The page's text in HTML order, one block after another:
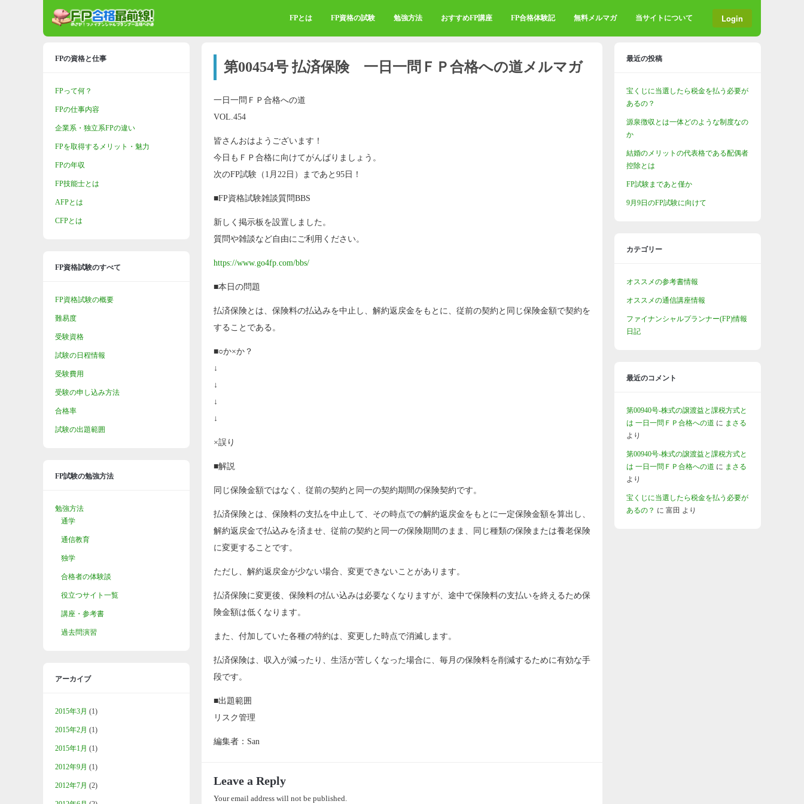
FPとは FP資格の試験 勉強方法 おすすめFP講座 FP合格体験記 無料メルマガ 当サイトについて Login
第00454号 払済保険 一日一問ＦＰ合格への道メルマガ
一日一問ＦＰ合格への道
VOL.454
皆さんおはようございます！
今日もＦＰ合格に向けてがんばりましょう。
次のFP試験（1月22日）まであと95日！
■FP資格試験雑談質問BBS
新しく掲示板を設置しました。
質問や雑談など自由にご利用ください。
https://www.go4fp.com/bbs/
■本日の問題
払済保険とは、保険料の払込みを中止し、解約返戻金をもとに、従前の契約と同じ保険金額で契約を
することである。
■○か×か？
↓
↓
↓
↓
×誤り
■解説
同じ保険金額ではなく、従前の契約と同一の契約期間の保険契約です。
払済保険とは、保険料の支払を中止して、その時点での解約返戻金をもとに一定保険金額を算出し、
解約返戻金で払込みを済ませ、従前の契約と同一の保険期間のまま、同じ種類の保険または養老保険
に変更することです。
ただし、解約返戻金が少ない場合、変更できないことがあります。
払済保険に変更後、保険料の払い込みは必要なくなりますが、途中で保険料の支払いを終えるため保
険金額は低くなります。
また、付加していた各種の特約は、変更した時点で消滅します。
払済保険は、収入が減ったり、生活が苦しくなった場合に、毎月の保険料を削減するために有効な手
段です。
■出題範囲
リスク管理
編集者：San
Leave a Reply
Your email address will not be published.
FPの資格と仕事
FPって何？
FPの仕事内容
企業系・独立系FPの違い
FPを取得するメリット・魅力
FPの年収
FP技能士とは
AFPとは
CFPとは
FP資格試験のすべて
FP資格試験の概要
難易度
受験資格
試験の日程情報
受験費用
受験の申し込み方法
合格率
試験の出題範囲
FP試験の勉強方法
勉強方法
通学
通信教育
独学
合格者の体験談
役立つサイト一覧
講座・参考書
過去問演習
アーカイブ
2015年3月 (1)
2015年2月 (1)
2015年1月 (1)
2012年9月 (1)
2012年7月 (2)
最近の投稿
宝くじに当選したら税金を払う必要が
あるの？
源泉徴収とは一体どのような制度なの
か
結婚のメリットの代表格である配偶者
控除とは
FP試験まであと僅か
9月9日のFP試験に向けて
カテゴリー
オススメの参考書情報
オススメの通信講座情報
ファイナンシャルプランナー(FP)情報
日記
最近のコメント
第00940号-株式の譲渡益と課税方式と
は 一日一問ＦＰ合格への道 に まさる
より
第00940号-株式の譲渡益と課税方式と
は 一日一問ＦＰ合格への道 に まさる
より
宝くじに当選したら税金を払う必要が
あるの？ に 富田 より